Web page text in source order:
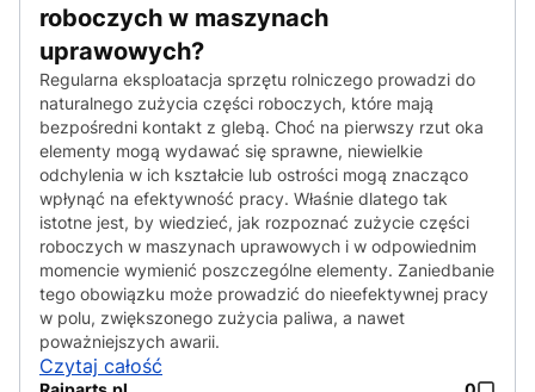
roboczych w maszynach
uprawowych?
Regularna eksploatacja sprzętu rolniczego prowadzi do
naturalnego zużycia części roboczych, które mają
bezpośredni kontakt z glebą. Choć na pierwszy rzut oka
elementy mogą wydawać się sprawne, niewielkie
odchylenia w ich kształcie lub ostrości mogą znacząco
wpłynąć na efektywność pracy. Właśnie dlatego tak
istotne jest, by wiedzieć, jak rozpoznać zużycie części
roboczych w maszynach uprawowych i w odpowiednim
momencie wymienić poszczególne elementy. Zaniedbanie
tego obowiązku może prowadzić do nieefektywnej pracy
w polu, zwiększonego zużycia paliwa, a nawet
poważniejszych awarii.
Czytaj całość